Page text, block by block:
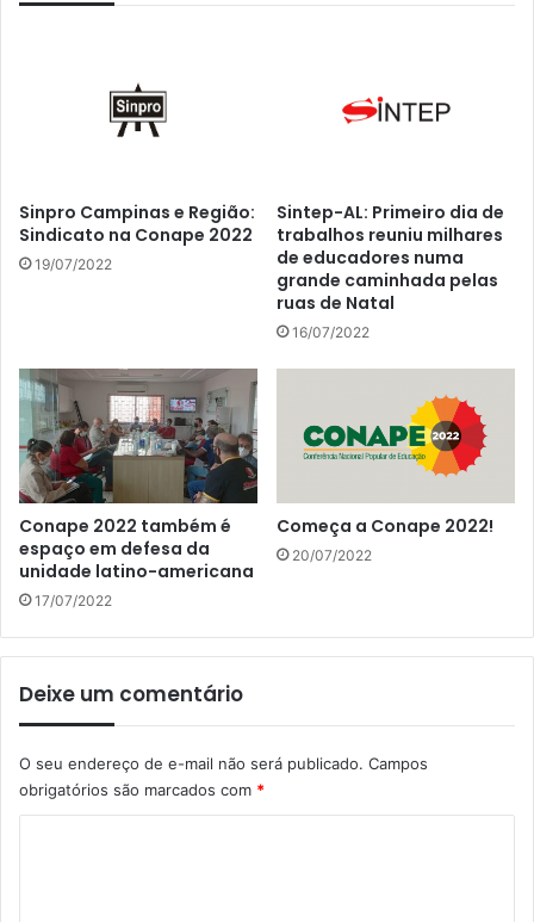
Sinpro Campinas e Região:
Sindicato na Conape 2022
19/07/2022
Sintep-AL: Primeiro dia de
trabalhos reuniu milhares
de educadores numa
grande caminhada pelas
ruas de Natal
16/07/2022
Conape 2022 também é
espaço em defesa da
unidade latino-americana
17/07/2022
Começa a Conape 2022!
20/07/2022
Deixe um comentário
O seu endereço de e-mail não será publicado. Campos
obrigatórios são marcados com *